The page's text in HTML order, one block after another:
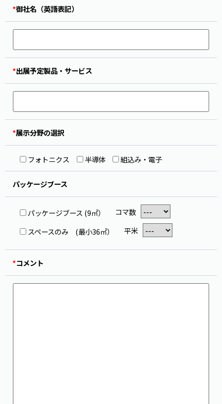
*御社名（英語表記）
*出展予定製品・サービス
*展示分野の選択
フォトニクス 半導体 組込み・電子
パッケージブース
パッケージブース (9㎡）
コマ数
スペースのみ (最小36㎡）
平米
*コメント